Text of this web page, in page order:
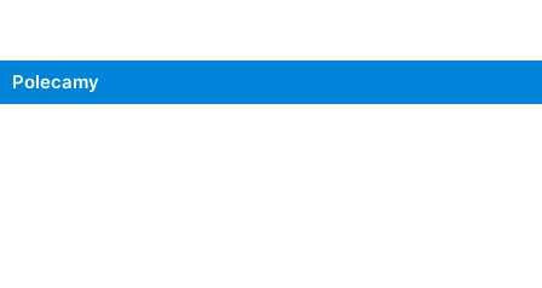
Polecamy